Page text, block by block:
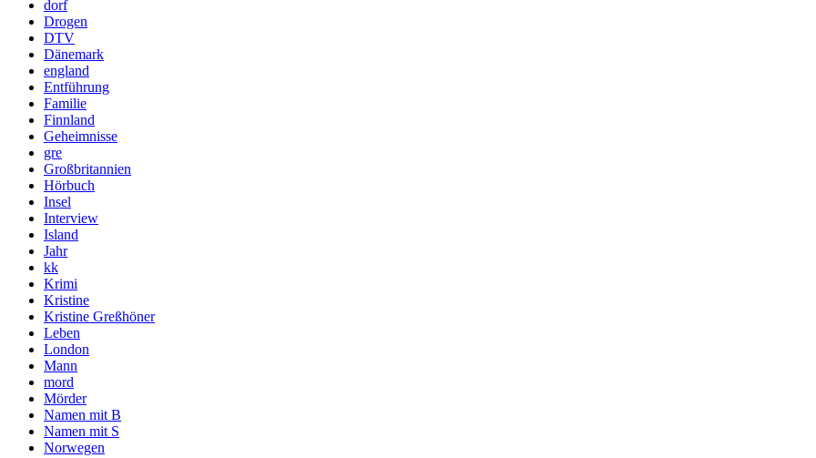
dorf
Drogen
DTV
Dänemark
england
Entführung
Familie
Finnland
Geheimnisse
gre
Großbritannien
Hörbuch
Insel
Interview
Island
Jahr
kk
Krimi
Kristine
Kristine Greßhöner
Leben
London
Mann
mord
Mörder
Namen mit B
Namen mit S
Norwegen